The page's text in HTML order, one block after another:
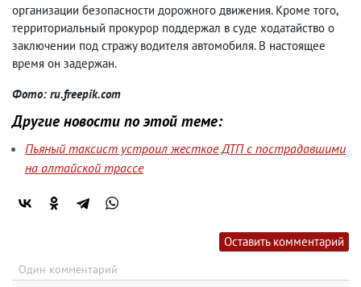
организации безопасности дорожного движения. Кроме того,
территориальный прокурор поддержал в суде ходатайство о
заключении под стражу водителя автомобиля. В настоящее
время он задержан.
Фото: ru.freepik.com
Другие новости по этой теме:
Пьяный таксист устроил жесткое ДТП с пострадавшими
на алтайской трассе
Оставить комментарий
Один комментарий